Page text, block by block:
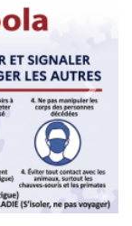
Next